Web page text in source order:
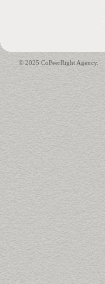
© 2025 CoPeerRight Agency.